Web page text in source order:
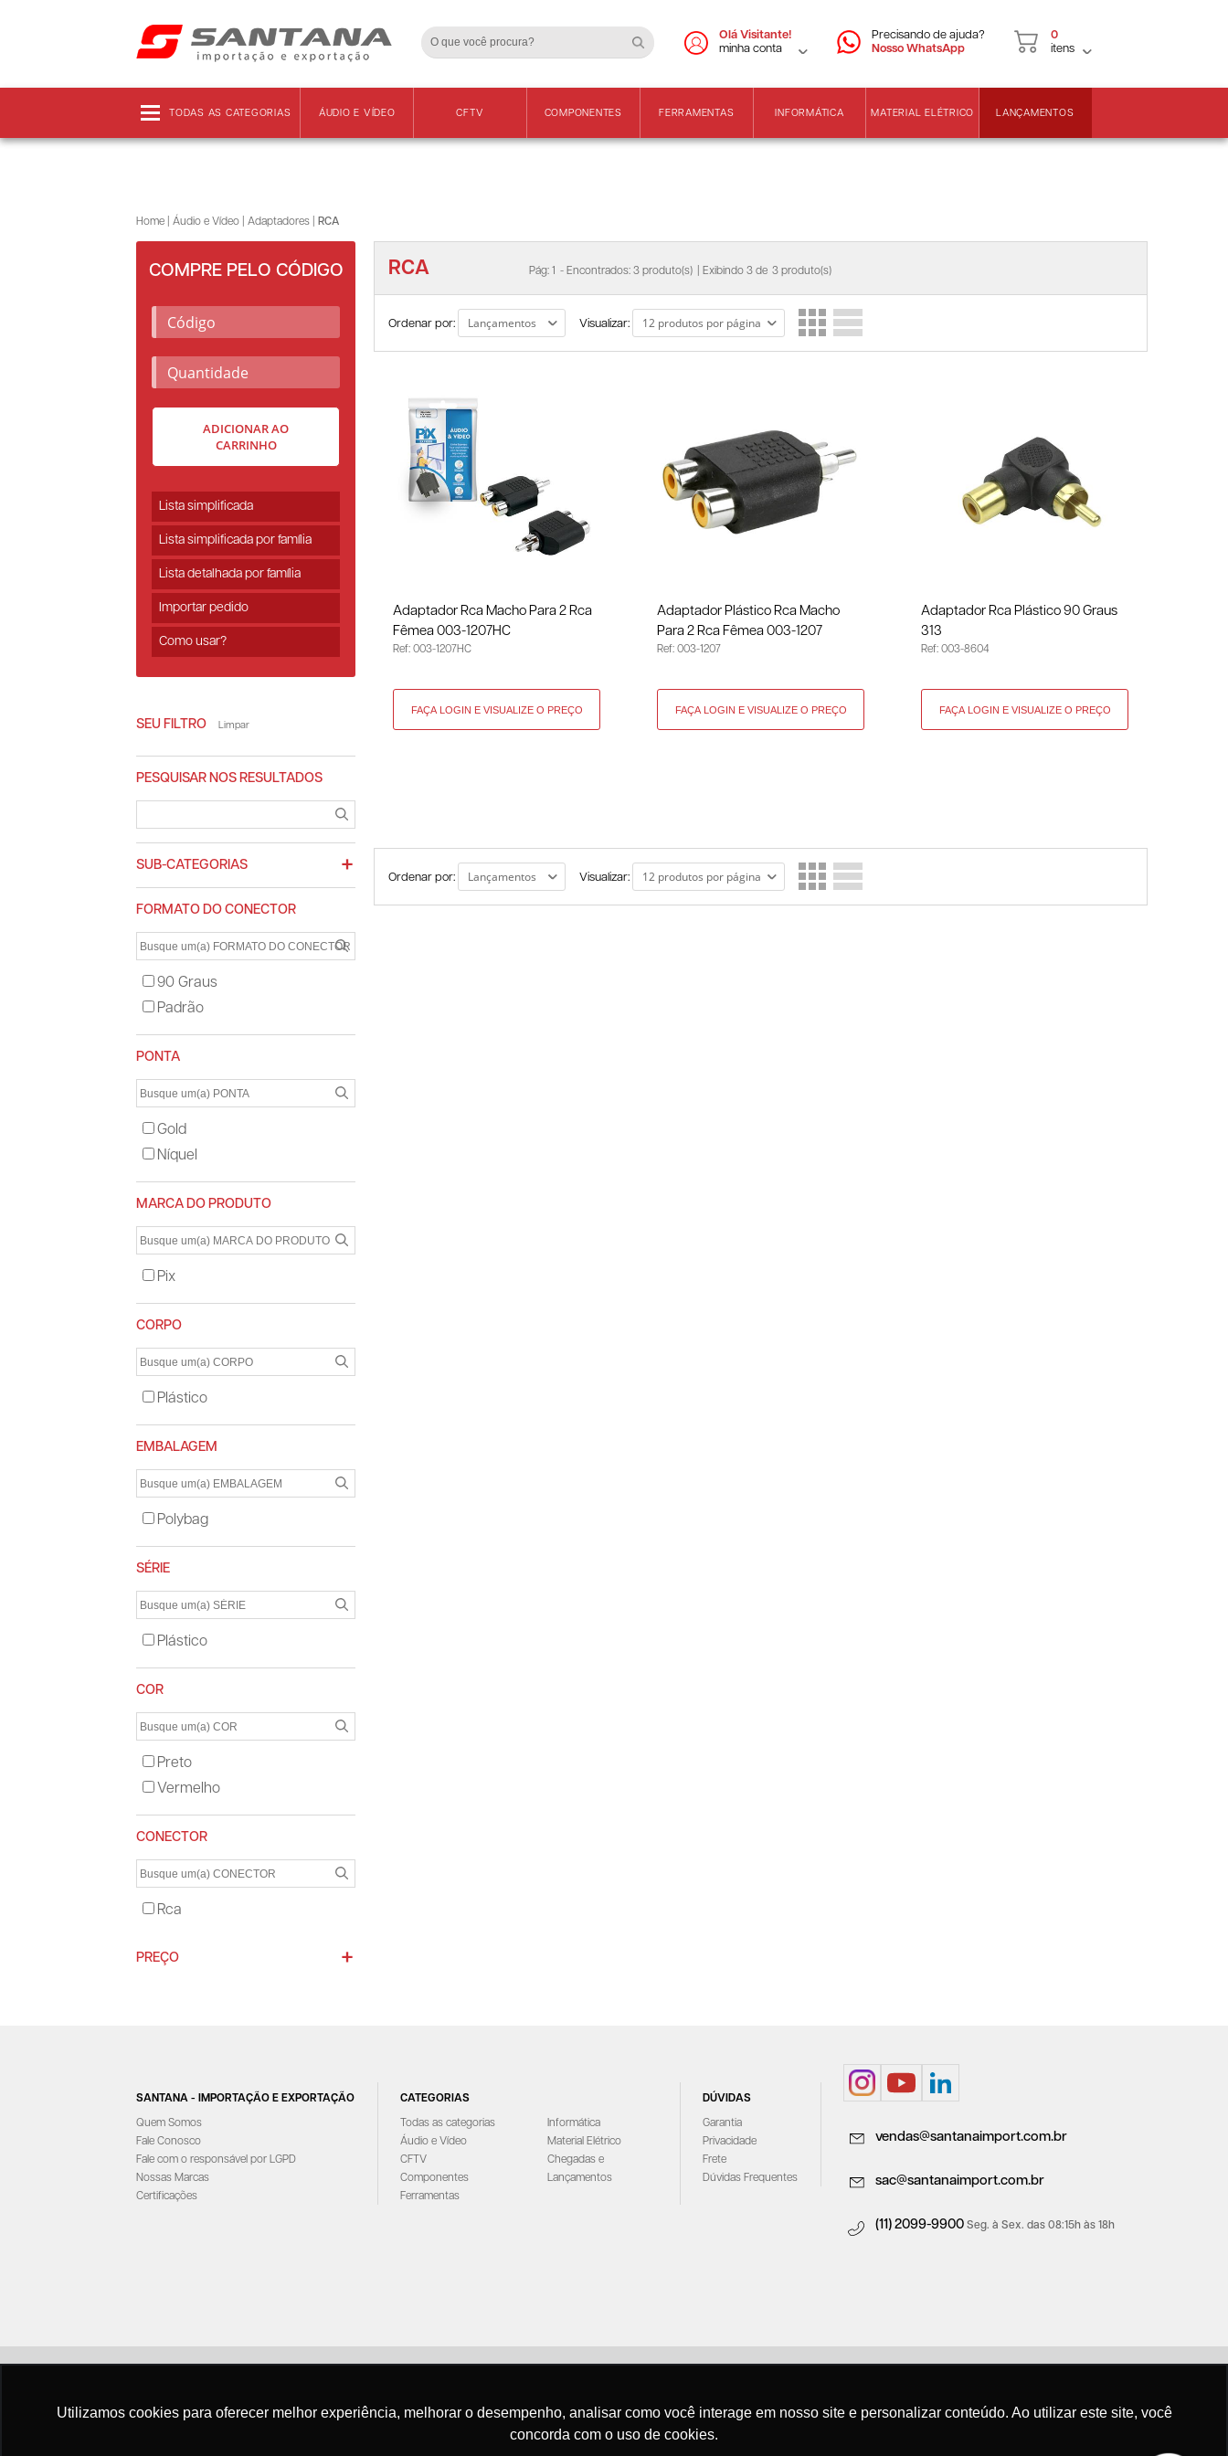
Utilizamos cookies para oferecer melhor experiência, melhorar o desempenho, analisar como você interage em nosso site e personalizar conteúdo. Ao utilizar este site, você
concorda com o uso de cookies.
Olá Visitante!
minha conta
Precisando de ajuda?
Nosso WhatsApp
0
itens
TODAS AS CATEGORIAS ÁUDIO E VÍDEO CFTV COMPONENTES FERRAMENTAS INFORMÁTICA MATERIAL ELÉTRICO LANÇAMENTOS
Home Áudio e Vídeo Adaptadores RCA
COMPRE PELO CÓDIGO
ADICIONAR AO
CARRINHO
Lista simplificada
Lista simplificada por família
Lista detalhada por família
Importar pedido
Como usar?
SEU FILTRO Limpar
PESQUISAR NOS RESULTADOS
SUB-CATEGORIAS
FORMATO DO CONECTOR
90 Graus
Padrão
PONTA
Gold
Níquel
MARCA DO PRODUTO
Pix
CORPO
Plástico
EMBALAGEM
Polybag
SÉRIE
Plástico
COR
Preto
Vermelho
CONECTOR
Rca
PREÇO
RCA Pág: 1 - Encontrados: 3 produto(s) | Exibindo 3 de 3 produto(s)
Ordenar por: Visualizar:
Adaptador Rca Macho Para 2 Rca
Fêmea 003-1207HC
Ref: 003-1207HC
Adaptador Plástico Rca Macho
Para 2 Rca Fêmea 003-1207
Ref: 003-1207
Adaptador Rca Plástico 90 Graus
313
Ref: 003-8604
Ordenar por: Visualizar:
SANTANA - IMPORTAÇÃO E EXPORTAÇÃO
Quem Somos
Fale Conosco
Fale com o responsável por LGPD
Nossas Marcas
Certificações
CATEGORIAS
Todas as categorias
Áudio e Vídeo
CFTV
Componentes
Ferramentas
Informática
Material Elétrico
Chegadas e
Lançamentos
DÚVIDAS
Garantia
Privacidade
Frete
Dúvidas Frequentes
vendas@santanaimport.com.br
sac@santanaimport.com.br
(11) 2099-9900 Seg. à Sex. das 08:15h às 18h
Fone:(11) 2099-9900 - E-mail:vendas@santanaimport.com.brSAC:sac@santanaimport.com.br